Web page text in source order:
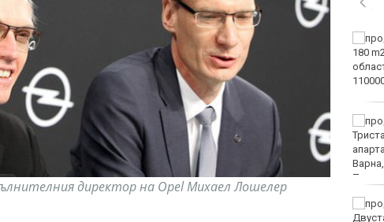
директор на Opel Михаел Лошелер
Катастрофа, при която
пострадаха деца,
затвори пътя София-
Варна
Хороскоп за 7 август
2026